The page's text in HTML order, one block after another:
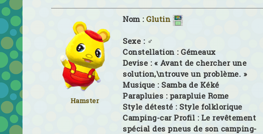
Hamster
Nom :Glutin
Sexe : ♂
Constellation :Gémeaux
Devise : « Avant de chercher une
solution,\ntrouve un problème. »
Musique :Samba de Kéké
Parapluies : parapluie Rome
Style détesté :Style folklorique
Camping-car Profil : Le revêtement
spécial des pneus de son camping-